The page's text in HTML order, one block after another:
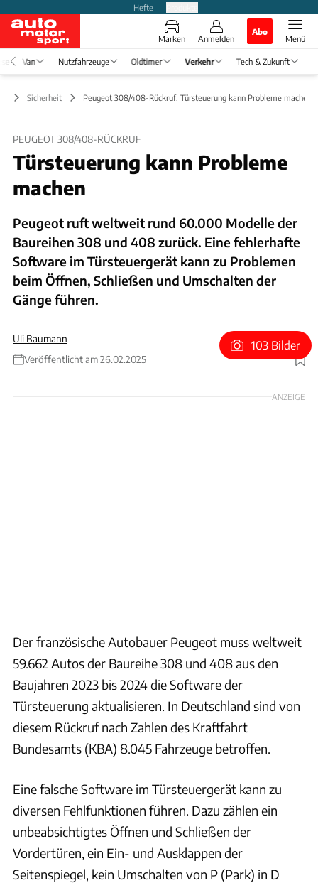
Hefte
Marken Anmelden
Abo
Menü
Van Nutzfahrzeuge Oldtimer Verkehr Tech & Zukunft
Sicherheit Peugeot 308/408-Rückruf: Türsteuerung kann Probleme machen
PEUGEOT 308/408-RÜCKRUF
Türsteuerung kann Probleme
machen
Peugeot ruft weltweit rund 60.000 Modelle der
Baureihen 308 und 408 zurück. Eine fehlerhafte
Software im Türsteuergerät kann zu Problemen
beim Öffnen, Schließen und Umschalten der
Gänge führen.
Uli Baumann
Veröffentlicht am 26.02.2025
Foto: Hans-Dieter Seufert
103 Bilder
ANZEIGE
Der französische Autobauer Peugeot muss weltweit
59.662 Autos der Baureihe 308 und 408 aus den
Baujahren 2023 bis 2024 die Software der
Türsteuerung aktualisieren. In Deutschland sind von
diesem Rückruf nach Zahlen des Kraftfahrt
Bundesamts (KBA) 8.045 Fahrzeuge betroffen.
Eine falsche Software im Türsteuergerät kann zu
diversen Fehlfunktionen führen. Dazu zählen ein
unbeabsichtigtes Öffnen und Schließen der
Vordertüren, ein Ein- und Ausklappen der
Seitenspiegel, kein Umschalten von P (Park) in D